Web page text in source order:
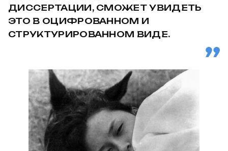
ДИССЕРТАЦИИ, СМОЖЕТ УВИДЕТЬ
ЭТО В ОЦИФРОВАННОМ И
СТРУКТУРИРОВАННОМ ВИДЕ.